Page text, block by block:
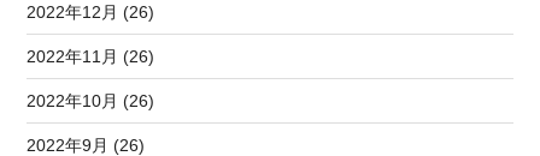
2022年12月 (26)
2022年11月 (26)
2022年10月 (26)
2022年9月 (26)